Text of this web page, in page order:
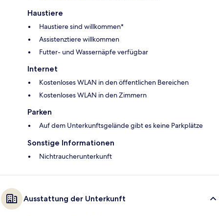
Haustiere
Haustiere sind willkommen*
Assistenztiere willkommen
Futter- und Wassernäpfe verfügbar
Internet
Kostenloses WLAN in den öffentlichen Bereichen
Kostenloses WLAN in den Zimmern
Parken
Auf dem Unterkunftsgelände gibt es keine Parkplätze
Sonstige Informationen
Nichtraucherunterkunft
Ausstattung der Unterkunft